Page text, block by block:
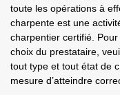
toute les opérations à
charpente est une
charpentier certifié.
choix du prestataire,
tout type et tout état de
mesure d’atteindre